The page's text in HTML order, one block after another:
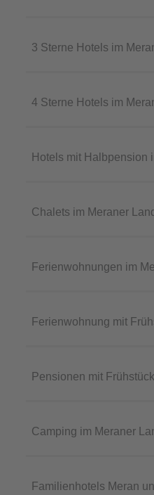
3 Sterne Hotels im
4 Sterne Hotels im
Hotels mit Halbpension
Chalets im Meraner Land
Ferienwohnungen im
Ferienwohnung mit
Pensionen mit Frühstück
Camping im Meraner
Familienhotels Meran